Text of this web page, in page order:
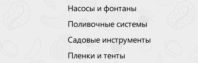
Насосы и фонтаны
Поливочные системы
Садовые инструменты
Пленки и тенты